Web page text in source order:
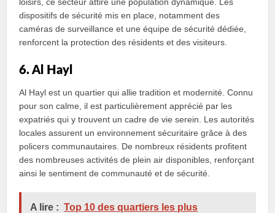
dispositifs de sécurité mis en place, notamment des
caméras de surveillance et une équipe de sécurité dédiée,
renforcent la protection des résidents et des visiteurs.
6. Al Hayl
Al Hayl est un quartier qui allie tradition et modernité. Connu
pour son calme, il est particulièrement apprécié par les
expatriés qui y trouvent un cadre de vie serein. Les autorités
locales assurent un environnement sécuritaire grâce à des
policers communautaires. De nombreux résidents profitent
des nombreuses activités de plein air disponibles, renforçant
ainsi le sentiment de communauté et de sécurité.
A lire : Top 10 des quartiers les plus